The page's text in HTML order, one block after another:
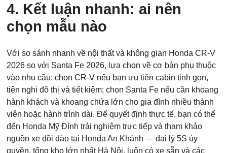
4. Kết luận nhanh: ai nên
chọn mẫu nào
Với so sánh nhanh về nội thất và không gian Honda CR-V
2026 so với Santa Fe 2026, lựa chọn về cơ bản phụ thuộc
vào nhu cầu: chọn CR-V nếu bạn ưu tiên cabin tinh gọn,
tiện nghi đô thị và tiết kiệm; chọn Santa Fe nếu cần khoang
hành khách và khoang chứa lớn cho gia đình nhiều thành
viên hoặc hành trình dài. Để quyết định thực tế, bạn có thể
đến Honda Mỹ Đình trải nghiệm trực tiếp và tham khảo
nguồn xe dồi dào tại Honda An Khánh — đại lý 5S ủy
quyền, tổng kho lớn nhất Hà Nội, luôn có xe sẵn và các